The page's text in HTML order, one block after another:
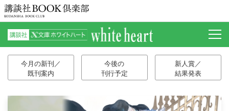
今月の新刊／
既刊案内
今後の
刊行予定
新人賞／
結果発表